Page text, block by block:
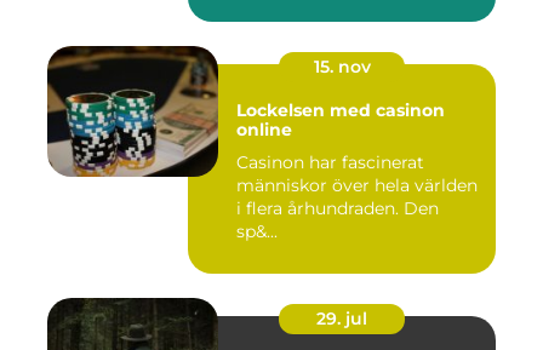
15. nov
Lockelsen med casinon
online
Casinon har fascinerat
människor över hela världen
i flera århundraden. Den
sp&...
29. jul